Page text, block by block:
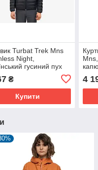
Turbat Trek Mns
Night,
гусиний пух
₴
Купити
4